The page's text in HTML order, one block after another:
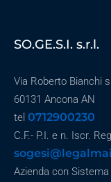
SO.GE.S.I. s.r.l.
Via Roberto Bianchi
60131 Ancona AN
tel 0712900230
C.F.- P.I. e n. Iscr.
Azienda con